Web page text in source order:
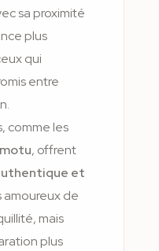
sa proximité
plus
qui
entre
comme les
, offrent
et
amoureux de
mais
plus